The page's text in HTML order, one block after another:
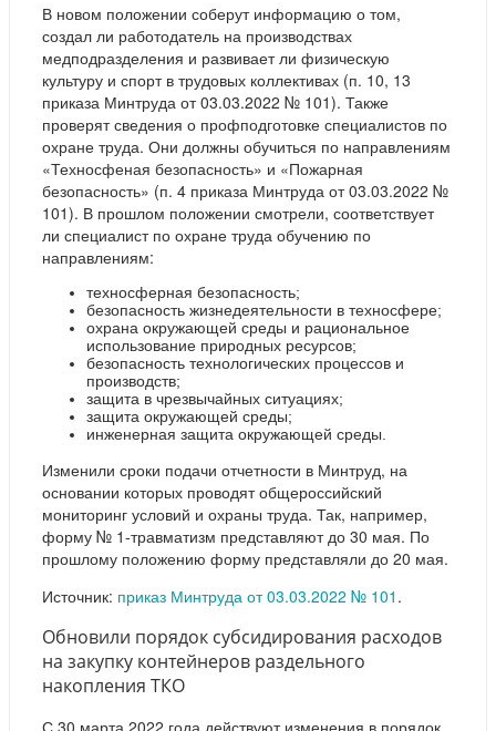
В новом положении соберут информацию о том,
создал ли работодатель на производствах
медподразделения и развивает ли физическую
культуру и спорт в трудовых коллективах (п. 10, 13
приказа Минтруда от 03.03.2022 № 101). Также
проверят сведения о профподготовке специалистов по
охране труда. Они должны обучиться по направлениям
«Техносфеная безопасность» и «Пожарная
безопасность» (п. 4 приказа Минтруда от 03.03.2022 №
101). В прошлом положении смотрели, соответствует
ли специалист по охране труда обучению по
направлениям:
техносферная безопасность;
безопасность жизнедеятельности в техносфере;
охрана окружающей среды и рациональное
использование природных ресурсов;
безопасность технологических процессов и
производств;
защита в чрезвычайных ситуациях;
защита окружающей среды;
инженерная защита окружающей среды.
Изменили сроки подачи отчетности в Минтруд, на
основании которых проводят общероссийский
мониторинг условий и охраны труда. Так, например,
форму № 1-травматизм представляют до 30 мая. По
прошлому положению форму представляли до 20 мая.
Источник: приказ Минтруда от 03.03.2022 № 101 .
Обновили порядок субсидирования расходов
на закупку контейнеров раздельного
накопления ТКО